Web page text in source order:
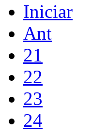
Iniciar
Ant
21
22
23
24